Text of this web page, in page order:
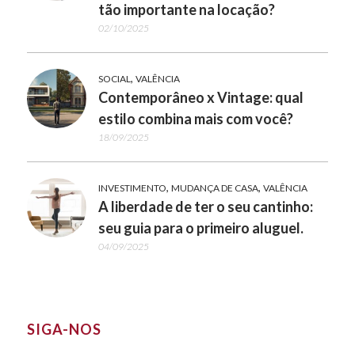
tão importante na locação?
02/10/2025
SOCIAL, VALÊNCIA
Contemporâneo x Vintage: qual
estilo combina mais com você?
18/09/2025
INVESTIMENTO, MUDANÇA DE CASA, VALÊNCIA
A liberdade de ter o seu cantinho:
seu guia para o primeiro aluguel.
04/09/2025
SIGA-NOS